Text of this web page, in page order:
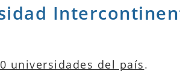
universidades del país.